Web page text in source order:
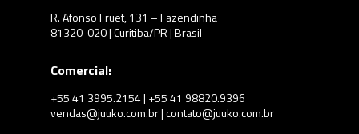
R. Afonso Fruet, 131 – Fazendinha
81320-020 | Curitiba/PR | Brasil
Comercial:
+55 41 3995.2154 | +55 41 98820.9396
vendas@juuko.com.br | contato@juuko.com.br